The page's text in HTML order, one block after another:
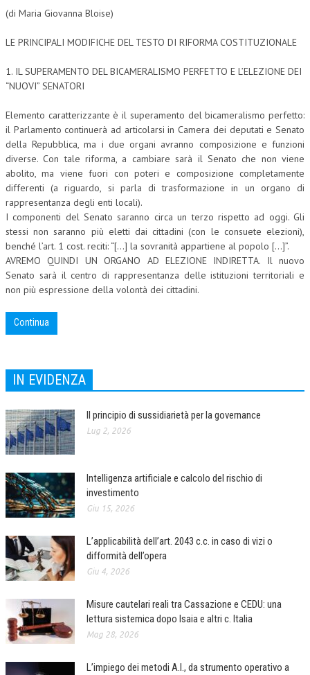
DIVENTA SOCIO
BROCHURE CE.S.E.D.
LA RIVISTA
COMITATO SCIENTIFICO
COMITATO EDITORIALE
REDAZIONE
PEER REVIEW
CODICE ETICO
AUTORI
COLLABORA CON NOI
INTERNAZIONALIZZAZIONE
HUMAN RESOURCES
RISORSE UMANE
TREASURY IN FINANCIAL SERVICES
RISK MANAGEMENT
SVILUPPO SOSTENIBILE
PERSONA E CITTÀ
DIRITTO
DIRITTO PENALE D’IMPRESA
DIRITTO DEL LAVORO
(di Maria Giovanna Bloise)
LE PRINCIPALI MODIFICHE DEL TESTO DI RIFORMA COSTITUZIONALE
1. IL SUPERAMENTO DEL BICAMERALISMO PERFETTO E L’ELEZIONE DEI
“NUOVI” SENATORI
Elemento caratterizzante è il superamento del bicameralismo perfetto:
il Parlamento continuerà ad articolarsi in Camera dei deputati e Senato
della Repubblica, ma i due organi avranno composizione e funzioni
diverse. Con tale riforma, a cambiare sarà il Senato che non viene
abolito, ma viene fuori con poteri e composizione completamente
differenti (a riguardo, si parla di trasformazione in un organo di
rappresentanza degli enti locali).
I componenti del Senato saranno circa un terzo rispetto ad oggi. Gli
stessi non saranno più eletti dai cittadini (con le consuete elezioni),
benché l’art. 1 cost. reciti: “[…] la sovranità appartiene al popolo […]”.
AVREMO QUINDI UN ORGANO AD ELEZIONE INDIRETTA. Il nuovo
Senato sarà il centro di rappresentanza delle istituzioni territoriali e
non più espressione della volontà dei cittadini.
Continua
IN EVIDENZA
Il principio di sussidiarietà per la governance
Lug 2, 2026
Intelligenza artificiale e calcolo del rischio di
investimento
Giu 15, 2026
L’applicabilità dell’art. 2043 c.c. in caso di vizi o
difformità dell’opera
Giu 4, 2026
Misure cautelari reali tra Cassazione e CEDU: una
lettura sistemica dopo Isaia e altri c. Italia
Mag 28, 2026
L’impiego dei metodi A.I., da strumento operativo a